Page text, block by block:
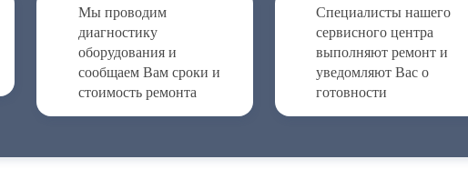
Мы проводим
диагностику
оборудования и
сообщаем Вам сроки и
стоимость ремонта
Специалисты нашего
сервисного центра
выполняют ремонт и
уведомляют Вас о
готовности